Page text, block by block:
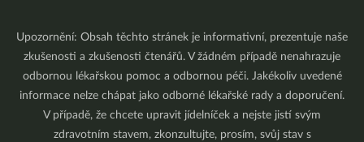
Upozornění: Obsah těchto stránek je informativní, prezentuje naše
zkušenosti a zkušenosti čtenářů. V žádném případě nenahrazuje
odbornou lékařskou pomoc a odbornou péči. Jakékoliv uvedené
informace nelze chápat jako odborné lékařské rady a doporučení.
V případě, že chcete upravit jídelníček a nejste jistí svým
zdravotním stavem, zkonzultujte, prosím, svůj stav s